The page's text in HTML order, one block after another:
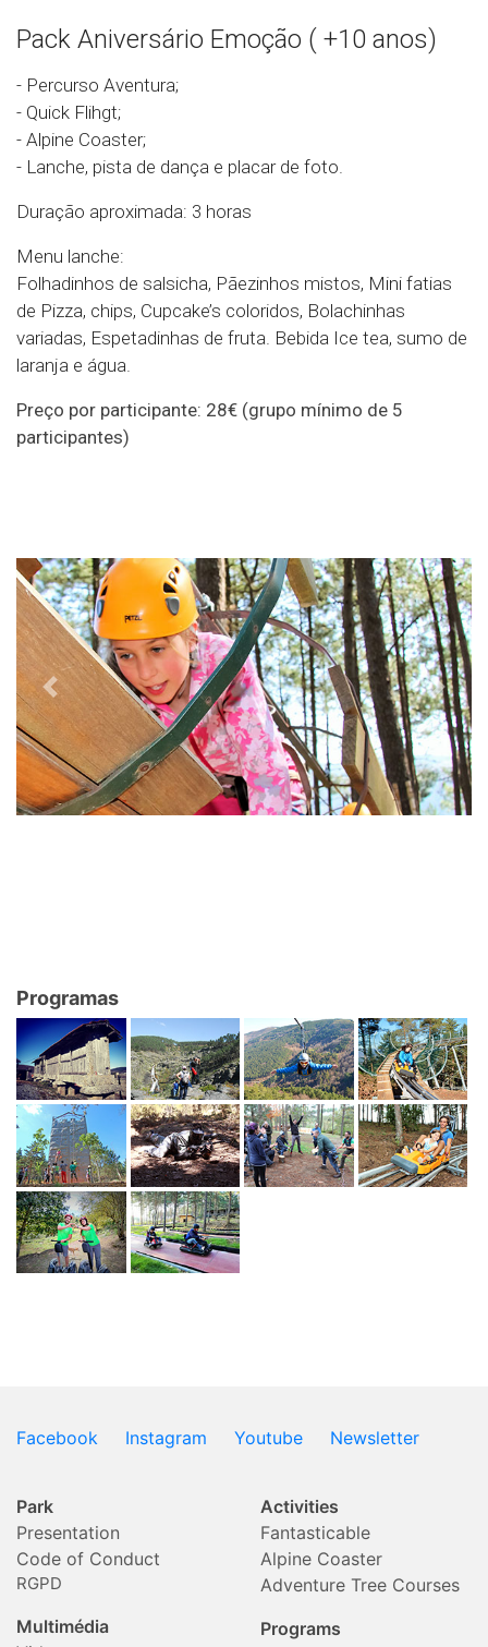
Pack Aniversário Emoção ( +10 anos)
- Percurso Aventura;
- Quick Flihgt;
- Alpine Coaster;
- Lanche, pista de dança e placar de foto.
Duração aproximada: 3 horas
Menu lanche:
Folhadinhos de salsicha, Pãezinhos mistos, Mini fatias
de Pizza, chips, Cupcake’s coloridos, Bolachinhas
variadas, Espetadinhas de fruta. Bebida Ice tea, sumo de
laranja e água.
Preço por participante: 28€ (grupo mínimo de 5
participantes)
Previous Next
Programas
Facebook Instagram Youtube Newsletter
Park
Presentation
Code of Conduct
RGPD
Multimédia
Activities
Fantasticable
Alpine Coaster
Adventure Tree Courses
Programs